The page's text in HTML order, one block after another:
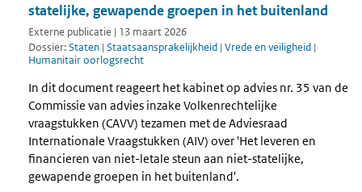
statelijke, gewapende groepen in het buitenland
Externe publicatie | 13 maart 2026
Dossier:Staten | Staatsaansprakelijkheid | Vrede en veiligheid |
Humanitair oorlogsrecht
In dit document reageert het kabinet op advies nr. 35 van de
Commissie van advies inzake Volkenrechtelijke
vraagstukken (CAVV) tezamen met de Adviesraad
Internationale Vraagstukken (AIV) over 'Het leveren en
financieren van niet-letale steun aan niet-statelijke,
gewapende groepen in het buitenland'.